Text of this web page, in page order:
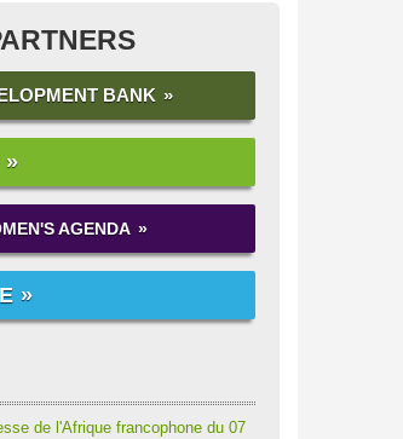
BANK
AGENDA
de l'Afrique francophone du 07